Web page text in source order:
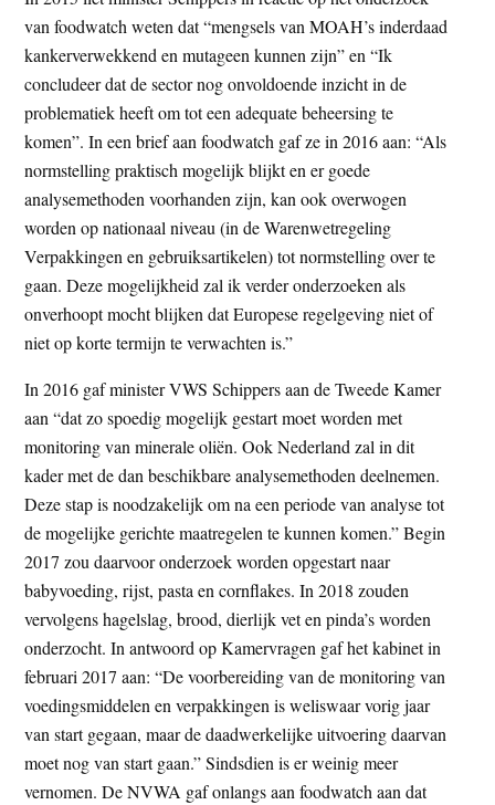
van foodwatch weten dat “mengsels van MOAH’s inderdaad
kankerverwekkend en mutageen kunnen zijn” en “Ik
concludeer dat de sector nog onvoldoende inzicht in de
problematiek heeft om tot een adequate beheersing te
komen”. In een brief aan foodwatch gaf ze in 2016 aan: “Als
normstelling praktisch mogelijk blijkt en er goede
analysemethoden voorhanden zijn, kan ook overwogen
worden op nationaal niveau (in de Warenwetregeling
Verpakkingen en gebruiksartikelen) tot normstelling over te
gaan. Deze mogelijkheid zal ik verder onderzoeken als
onverhoopt mocht blijken dat Europese regelgeving niet of
niet op korte termijn te verwachten is.”
In 2016 gaf minister VWS Schippers aan de Tweede Kamer
aan “dat zo spoedig mogelijk gestart moet worden met
monitoring van minerale oliën. Ook Nederland zal in dit
kader met de dan beschikbare analysemethoden deelnemen.
Deze stap is noodzakelijk om na een periode van analyse tot
de mogelijke gerichte maatregelen te kunnen komen.” Begin
2017 zou daarvoor onderzoek worden opgestart naar
babyvoeding, rijst, pasta en cornflakes. In 2018 zouden
vervolgens hagelslag, brood, dierlijk vet en pinda’s worden
onderzocht. In antwoord op Kamervragen gaf het kabinet in
februari 2017 aan: “De voorbereiding van de monitoring van
voedingsmiddelen en verpakkingen is weliswaar vorig jaar
van start gegaan, maar de daadwerkelijke uitvoering daarvan
moet nog van start gaan.” Sindsdien is er weinig meer
vernomen. De NVWA gaf onlangs aan foodwatch aan dat